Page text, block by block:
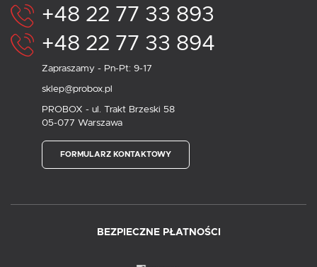
+48 22 77 33 893
+48 22 77 33 894
Zapraszamy - Pn-Pt: 9-17
sklep@probox.pl
PROBOX - ul. Trakt Brzeski 58
05-077 Warszawa
FORMULARZ KONTAKTOWY
BEZPIECZNE PŁATNOŚCI